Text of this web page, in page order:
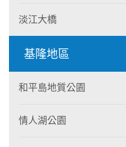
淡江大橋
基隆地區
和平島地質公園
情人湖公園